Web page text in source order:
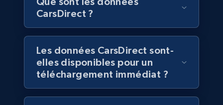
Job type, and more.
6.5K+ 761+ Buy Now
Contactez-nous
CarsDirect ?
Les données CarsDirect sont-
elles disponibles pour un
téléchargement immédiat ?